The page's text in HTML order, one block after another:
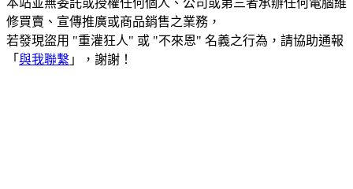
本站並無委託或授權任何個人、公司或第三者承辦任何電腦維
修買賣、宣傳推廣或商品銷售之業務，
若發現盜用 "重灌狂人" 或 "不來恩" 名義之行為，請協助通報
「 與我聯繫 」，謝謝！